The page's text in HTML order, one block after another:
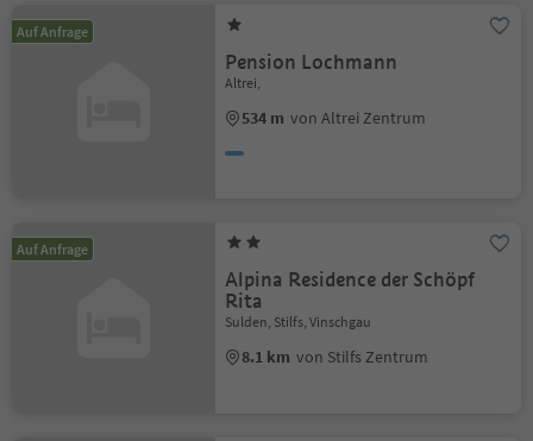
Auf Anfrage
Pension Lochmann
Altrei,
534 m von Altrei Zentrum
Auf Anfrage
Alpina Residence der Schöpf
Rita
Sulden, Stilfs, Vinschgau
8.1 km von Stilfs Zentrum